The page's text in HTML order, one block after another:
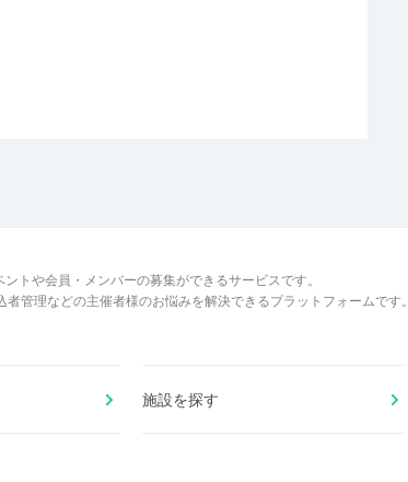
トや会員・メンバーの募集ができるサービスです。
管理などの主催者様のお悩みを解決できるプラットフォームです。
施設を探す